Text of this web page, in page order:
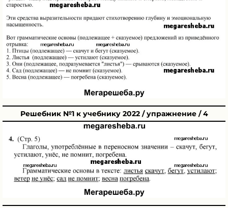
Решебник №1 к учебнику 2022 / упражнение / 4